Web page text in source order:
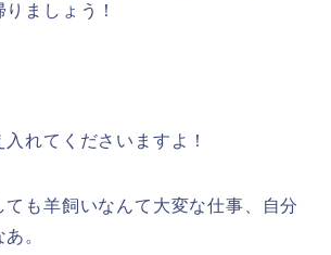
ましょう！
れてくださいますよ！
ても羊飼いなんて大変な仕事、自分
。